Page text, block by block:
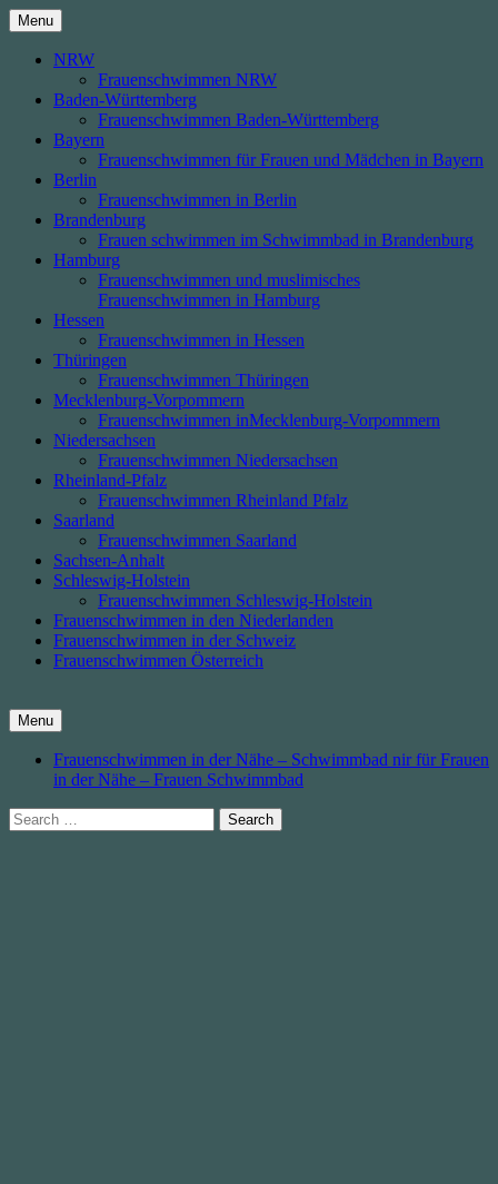
Skip
to
content
Menu
NRW
Frauenschwimmen NRW
Baden-Württemberg
Frauenschwimmen Baden-Württemberg
Bayern
Frauenschwimmen für Frauen und Mädchen in Bayern
Berlin
Frauenschwimmen in Berlin
Brandenburg
Frauen schwimmen im Schwimmbad in Brandenburg
Hamburg
Frauenschwimmen und muslimisches
Frauenschwimmen in Hamburg
Hessen
Frauenschwimmen in Hessen
Thüringen
Frauenschwimmen Thüringen
Mecklenburg-Vorpommern
Frauenschwimmen inMecklenburg-Vorpommern
Niedersachsen
Frauenschwimmen Niedersachsen
Rheinland-Pfalz
Frauenschwimmen Rheinland Pfalz
Saarland
Frauenschwimmen Saarland
Sachsen-Anhalt
Schleswig-Holstein
Frauenschwimmen Schleswig-Holstein
Frauenschwimmen in den Niederlanden
Frauenschwimmen in der Schweiz
Frauenschwimmen Österreich
Menu
Frauenschwimmen in der Nähe – Schwimmbad nir für Frauen
in der Nähe – Frauen Schwimmbad
Search
for: